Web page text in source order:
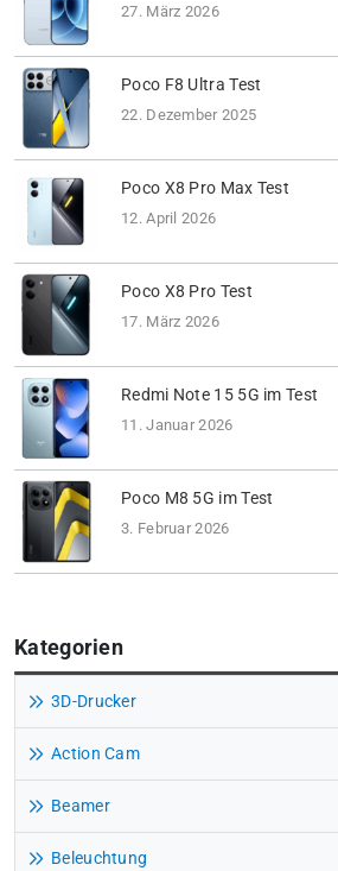
27. März 2026
Poco F8 Ultra Test
22. Dezember 2025
Poco X8 Pro Max Test
12. April 2026
Poco X8 Pro Test
17. März 2026
Redmi Note 15 5G im Test
11. Januar 2026
Poco M8 5G im Test
3. Februar 2026
Kategorien
3D-Drucker
Action Cam
Beamer
Beleuchtung